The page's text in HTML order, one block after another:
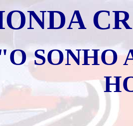
SONHO